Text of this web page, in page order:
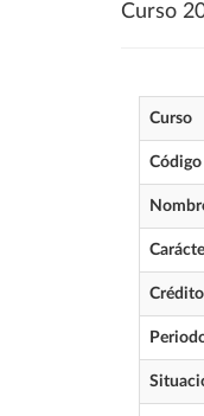
Curso
Curso
Código